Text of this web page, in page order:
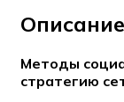
Описание
Методы
стратегию